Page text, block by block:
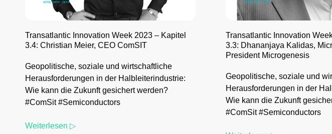
Transatlantic Innovation Week 2023 – Kapitel
3.4: Christian Meier, CEO ComSIT
Geopolitische, soziale und wirtschaftliche
Herausforderungen in der Halbleiterindustrie:
Wie kann die Zukunft gesichert werden?
#ComSit #Semiconductors
Weiterlesen ▷
Transatlantic Innovation
3.3: Dhananjaya Kalidas,
President Microgenesis
Geopolitische, soziale und
Herausforderungen in der
Wie kann die Zukunft
#ComSit #Semiconductors